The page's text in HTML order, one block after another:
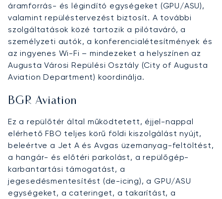
áramforrás- és légindító egységeket (GPU/ASU),
valamint repüléstervezést biztosít. A további
szolgáltatások közé tartozik a pilótaváró, a
személyzeti autók, a konferencialétesítmények és
az ingyenes Wi-Fi – mindezeket a helyszínen az
Augusta Városi Repülési Osztály (City of Augusta
Aviation Department) koordinálja.
BGR Aviation
Ez a repülőtér által működtetett, éjjel-nappal
elérhető FBO teljes körű földi kiszolgálást nyújt,
beleértve a Jet A és Avgas üzemanyag-feltöltést,
a hangár- és előtéri parkolást, a repülőgép-
karbantartási támogatást, a
jegesedésmentesítést (de-icing), a GPU/ASU
egységeket, a cateringet, a takarítást, a